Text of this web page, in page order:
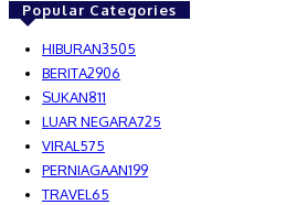
Popular Categories
HIBURAN3505
BERITA2906
SUKAN811
LUAR NEGARA725
VIRAL575
PERNIAGAAN199
TRAVEL65